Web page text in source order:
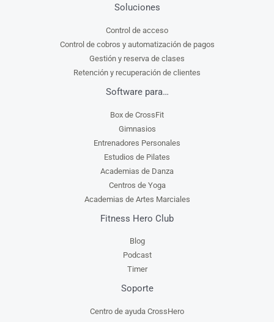
Soluciones
Control de acceso
Control de cobros y automatización de pagos
Gestión y reserva de clases
Retención y recuperación de clientes
Software para…
Box de CrossFit
Gimnasios
Entrenadores Personales
Estudios de Pilates
Academias de Danza
Centros de Yoga
Academias de Artes Marciales
Fitness Hero Club
Blog
Podcast
Timer
Soporte
Centro de ayuda CrossHero